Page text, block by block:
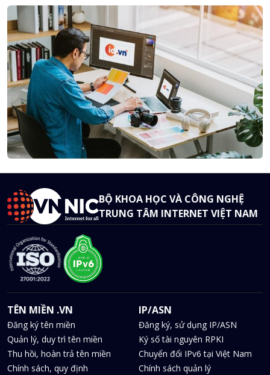
BỘ KHOA HỌC VÀ CÔNG NGHỆ
TRUNG TÂM INTERNET VIỆT NAM
TÊN MIỀN .VN
Đăng ký tên miền
Quản lý, duy trì tên miền
Thu hồi, hoàn trả tên miền
Chính sách, quy định
IP/ASN
Đăng ký, sử dụng IP/ASN
Ký số tài nguyên RPKI
Chuyển đổi IPv6 tại Việt Nam
Chính sách quản lý